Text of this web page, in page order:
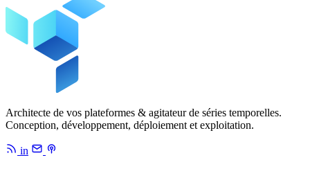
Architecte de vos plateformes & agitateur de séries temporelles.
Conception, développement, déploiement et exploitation.
in